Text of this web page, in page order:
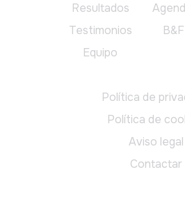
Resultados
Testimonios
Equipo
Política de
Política de
Aviso legal
Contactar